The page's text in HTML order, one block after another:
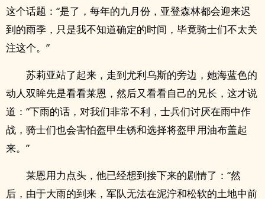
这个话题：“是了，每年的九月份，亚登森林都会迎来迟
到的雨季，只是我不知道确定的时间，毕竟骑士们不太关
注这个。”
苏莉亚站了起来，走到尤利乌斯的旁边，她海蓝色的
动人双眸先是看看莱恩，然后又看看自己的兄长，这才说
道：“下雨的话，对我们非常不利，士兵们讨厌在雨中作
战，骑士们也会害怕盔甲生锈和选择将盔甲用油布盖起
来。”
莱恩用力点头，他已经想到接下来的剧情了：“然
后，由于大雨的到来，军队无法在泥泞和松软的土地中前